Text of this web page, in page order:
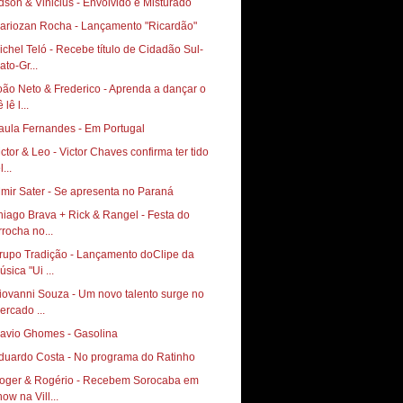
& Vinicius - Envolvido e Misturado
Rocha - Lançamento "Ricardão"
Teló - Recebe título de Cidadão Sul-
Gr...
Neto & Frederico - Aprenda a dançar o
lê l...
Fernandes - Em Portugal
& Leo - Victor Chaves confirma ter tido
Sater - Se apresenta no Paraná
Brava + Rick & Rangel - Festa do
no...
Tradição - Lançamento doClipe da
"Ui ...
Souza - Um novo talento surge no
...
Ghomes - Gasolina
Costa - No programa do Ratinho
& Rogério - Recebem Sorocaba em
na Vill...